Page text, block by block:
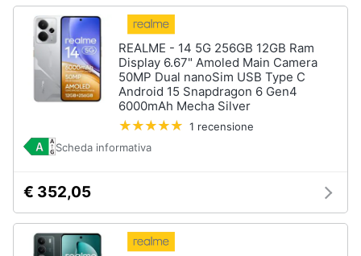
REALME - 14 5G 256GB 12GB Ram
Display 6.67" Amoled Main Camera
50MP Dual nanoSim USB Type C
Android 15 Snapdragon 6 Gen4
6000mAh Mecha Silver
1 recensione
Scheda informativa
€ 352,05